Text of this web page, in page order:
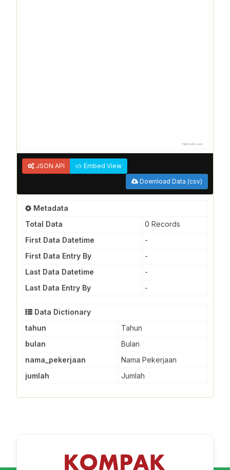
Highcharts.com
JSON API
Embed View
Download Data (csv)
Metadata
Total Data
0 Records
First Data Datetime
-
First Data Entry By
-
Last Data Datetime
-
Last Data Entry By
-
Data Dictionary
tahun
Tahun
bulan
Bulan
nama_pekerjaan
Nama Pekerjaan
jumlah
Jumlah